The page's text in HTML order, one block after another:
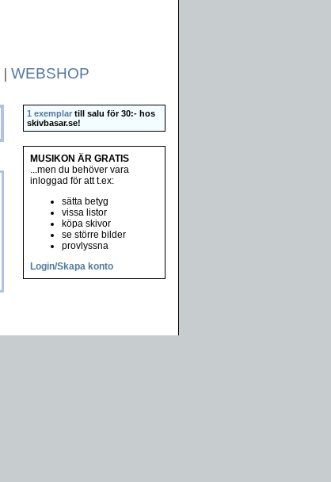
| WEBSHOP
1 exemplar till salu för 30:- hos
skivbasar.se!
MUSIKON ÄR GRATIS
...men du behöver vara
inloggad för att t.ex:
sätta betyg
vissa listor
köpa skivor
se större bilder
provlyssna
Login/Skapa konto